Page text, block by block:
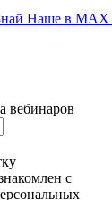
Наше в MAX
вебинаров
с